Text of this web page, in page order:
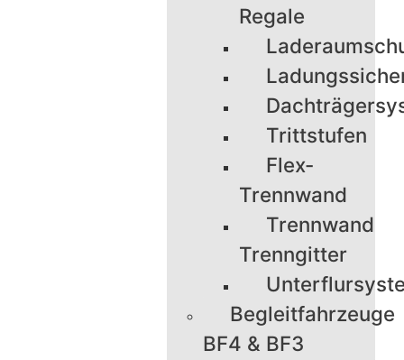
Regale
Trittstufen
Flex-
Trennwand
Trennwand
Trenngitter
Begleitfahrzeuge
BF4 & BF3